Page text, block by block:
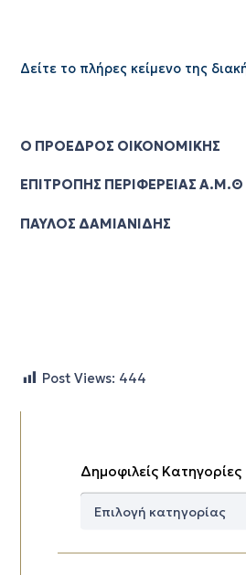
Δείτε το πλήρες κείμενο της
Ο ΠΡΟΕΔΡΟΣ ΟΙΚΟΝΟΜΙΚΗΣ
ΕΠΙΤΡΟΠΗΣ ΠΕΡΙΦΕΡΕΙΑΣ Α.Μ.Θ
ΠΑΥΛΟΣ ΔΑΜΙΑΝΙΔΗΣ
Post Views: 444
Δημοφιλείς Κατηγορίες
Δημοφιλείς